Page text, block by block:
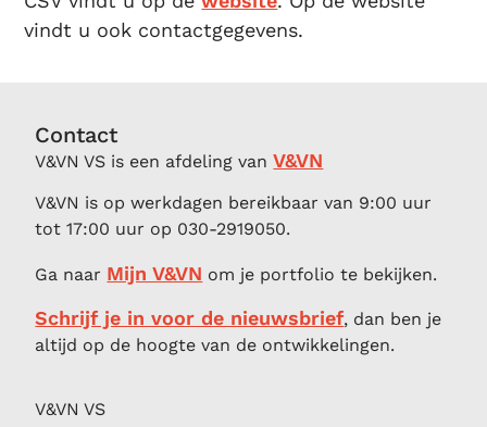
vindt u ook contactgegevens.
Contact
V&VN VS is een afdeling vanV&VN
V&VN is op werkdagen bereikbaar van 9:00 uur
tot 17:00 uur op 030-2919050.
Ga naar Mijn V&VN om je portfolio te bekijken.
Schrijf je in voor de nieuwsbrief, dan ben je
altijd op de hoogte van de ontwikkelingen.
V&VN VS